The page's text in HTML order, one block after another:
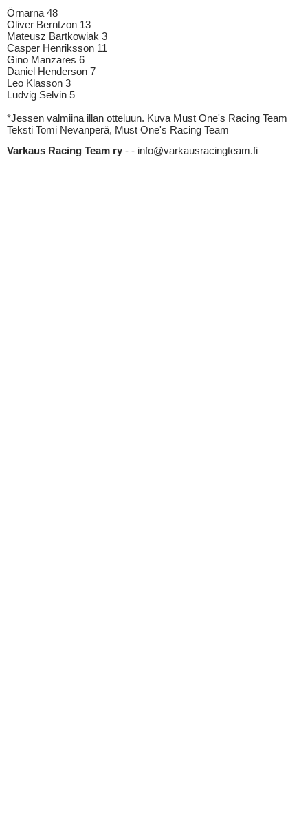
Örnarna 48
Oliver Berntzon 13
Mateusz Bartkowiak 3
Casper Henriksson 11
Gino Manzares 6
Daniel Henderson 7
Leo Klasson 3
Ludvig Selvin 5
*Jessen valmiina illan otteluun. Kuva Must One's Racing Team
Teksti Tomi Nevanperä, Must One's Racing Team
Varkaus Racing Team ry - - info@varkausracingteam.fi